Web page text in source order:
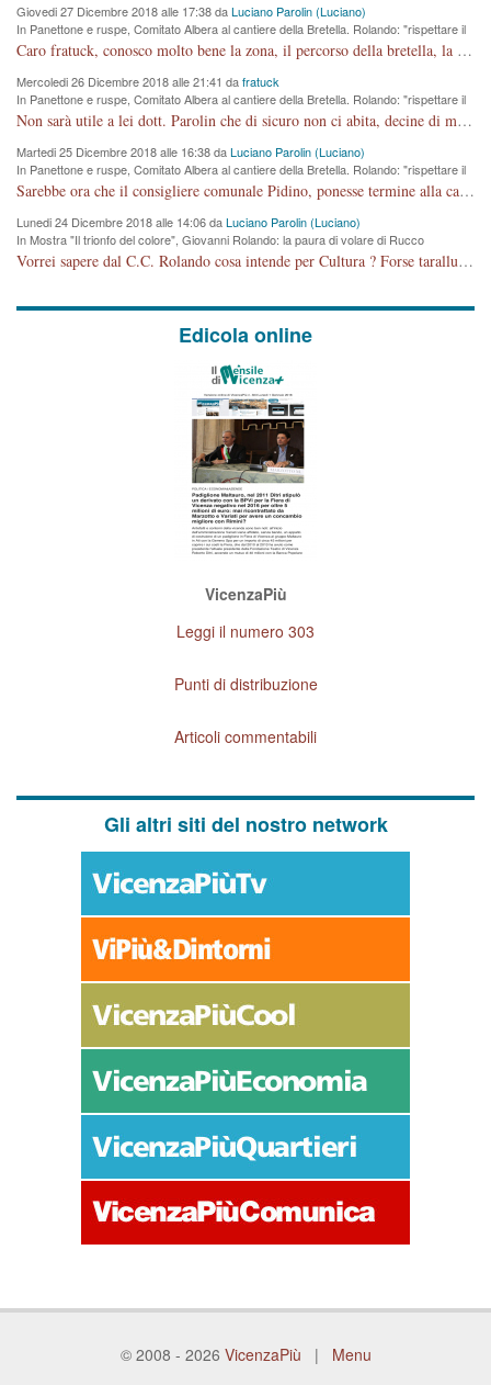
Giovedi 27 Dicembre 2018 alle 17:38 daLuciano Parolin (Luciano)
In Panettone e ruspe, Comitato Albera al cantiere della Bretella. Rolando: "rispettare il
cronoprogramma"
Caro fratuck, conosco molto bene la zona, il percorso della bretella, la situazione dei cittadini, abito in Viale Trento. A partire dal 2003 ho partecipato al Comitato di Maddalene pro bretella, e a riunioni propositive per apportare modifiche al progetto. Numerose mie foto del territorio sono arrivate a Roma, altri miei interventi (non graditi dalla Sx) sono stati pubblicati dal GdV, assieme ad altri come Ciro Asproso, ora favorevole alla bretella. Ho partecipato alla raccolta firme per la chiusura della strada x 5 giorni eseguita dal Sindaco Hullwech per sforamento 180 Micro/g. Pertanto come impegno per la tematica sono apposto con la coscienza. Ora il Progetto è partito, fine! Voglio dire che la nuova Giunta "comunale" non c'entra più. L'opera sarà "malauguratamente" eseguita, ma non con il mio placet. Il Consigliere Comunale dovrebbe capire che la campagna elettorale è finita, con buona pace di tutti. Quello che invece dovrebbe interessare è la proprietà della strada, dall'uscita autostradale Ovest, sino alla Rotatoria dell'Albara, vi sono tre possessori: Autostrade SpA; La Provincia, il Comune. Come la mettiamo per il futuro ? I costi, da 50 sono saliti a 100 milioni di € come dire 20 milioni a KM (!) da non credere. Comunque si farà. Ma nessuno canti Vittoria, anzi meglio non farne un ulteriore fatto "partitico" per questioni elettorali o di seggio. Se mi manda la sua mail, sono disponibile ad inviare i documenti e le foto sopra descritte. Con ossequi, Luciano Parolin
Mercoledi 26 Dicembre 2018 alle 21:41 dafratuck
In Panettone e ruspe, Comitato Albera al cantiere della Bretella. Rolando: "rispettare il
cronoprogramma"
Non sarà utile a lei dott. Parolin che di sicuro non ci abita, decine di migliaia di TIR, automobili e padroncini che passano quotidianamente per una strada appena rotabile, non è più possibile stendere i panni, attraversare la strada senza rischiare la morte, le case stanno crepando, i tempi sono cambiati e la bretella non passerà assolutamente per maddalene (ma cosa sta a dire?!), dia invece responsabilità a chi ha costruito tagliando la strada che doveva invece terminare a isola vicentina e non al moracchino lasciando Motta di Costabissara ancora in panne di traffico. I tempi sono cambiati dottore e se l'anagrafe della vita stagna nell'essere umano impressioni conservatrici, la società non le considera perchè va avanti, si industrializza e ha bisogno di infrastrutture e di sviluppo. Ultima considerazione, se è geloso di Rolando perchè vede in lui solo campagne politiche mentre si difendono i SOLI diritti dei cittadini, la preghiamo faccia considerazioni più appropriate. Saluti e complimenti per i suoi scritti.
Martedi 25 Dicembre 2018 alle 16:38 daLuciano Parolin (Luciano)
In Panettone e ruspe, Comitato Albera al cantiere della Bretella. Rolando: "rispettare il
cronoprogramma"
Sarebbe ora che il consigliere comunale Pidino, ponesse termine alla campagna elettorale nel territorio del suo seggio Villaggio del Sole. La tiraca è iniziata, distruggerà 6 km di prateria ovest della città, ricca di fonti e sorgenti d'acqua. I cittadini di Maddalene non avranno più Pace la notte. Molta colpa per la costruzione di questa Strada è proprio del signor Rolando,dei suoi gazebo mobili e che vuol far passare questa opera VANDALICA come progetto "utile" a chi ? Non è cosa seria sig. Rolando!
Lunedi 24 Dicembre 2018 alle 14:06 daLuciano Parolin (Luciano)
In Mostra "Il trionfo del colore", Giovanni Rolando: la paura di volare di Rucco
Vorrei sapere dal C.C. Rolando cosa intende per Cultura ? Forse tarallucci, vino e sagre, o spaghetti tricolori del PD ? Il continuo (s)parlare della mostra a Palazzo Chiericati caro consigliere DANNEGGIA FORTEMENTE l'immagine della città TUTTA e fa deviare i consensi che in RUSSIA (badi bene ex U.R.S.S.) sono ECCELLENTI. A livello artistico l'evento è di alta Valenza culturale, COMPITO di Tutta la Cittadinanza fare il possibile per propagandare l'iniziativa senza farne UN CASO PARTITICO come fa Lei da sempre. Meno Gazebo + Partecipazione! E così sia. Amen.
Edicola online
VicenzaPiù
Leggi il numero 303
Punti di distribuzione
Articoli commentabili
Gli altri siti del nostro network
© 2008 - 2026 VicenzaPiù | Menu